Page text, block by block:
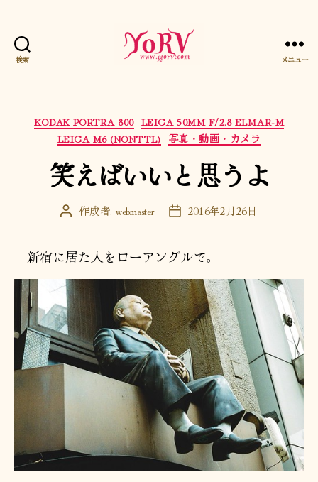
検索 メニュー
カ
テ
ゴ
ー
KODAK PORTRA 800 LEICA 50MM F/2.8 ELMAR-M
LEICA M6 (NONTTL) 写真・動画・カメラ
笑えばいいと思うよ
投 作成者: webmaster
投 2016年2月26日
新宿に居た人をローアングルで。